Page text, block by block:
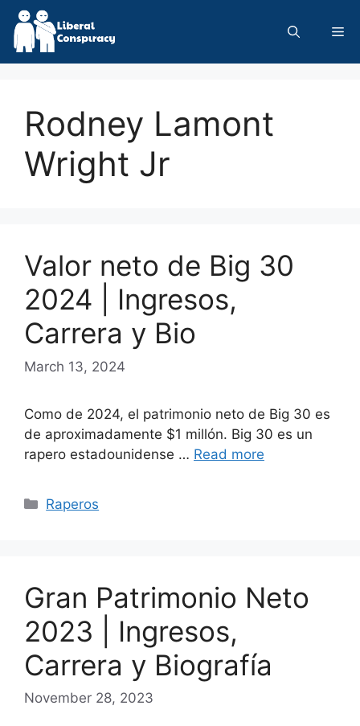
Skip
content
Rodney Lamont
Wright Jr
Valor neto de Big 30
2024 | Ingresos,
Carrera y Bio
March 13, 2024
Como de 2024, el patrimonio neto de Big 30 es
de aproximadamente $1 millón. Big 30 es un
rapero estadounidense … Read more
Categories
Raperos
Gran Patrimonio Neto
2023 | Ingresos,
Carrera y Biografía
November 28, 2023